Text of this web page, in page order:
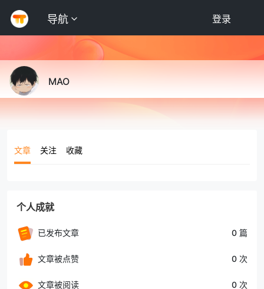
导航 登录
MAO
文章 关注 收藏
个人成就
已发布文章 0 篇
文章被点赞 0 次
文章被阅读 0 次